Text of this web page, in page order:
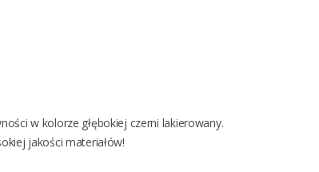
w kolorze głębokiej czerni lakierowany.
jakości materiałów!